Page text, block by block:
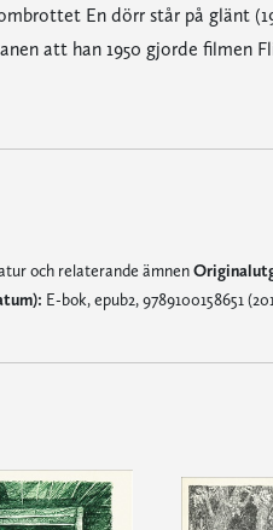
En dörr står på glänt
att han 1950 gjorde filmen
och relaterande ämnen
E-bok, epub2, 9789100158651